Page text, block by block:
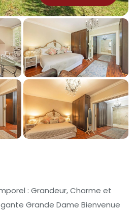
: Grandeur, Charme et
Grande Dame Bienvenue